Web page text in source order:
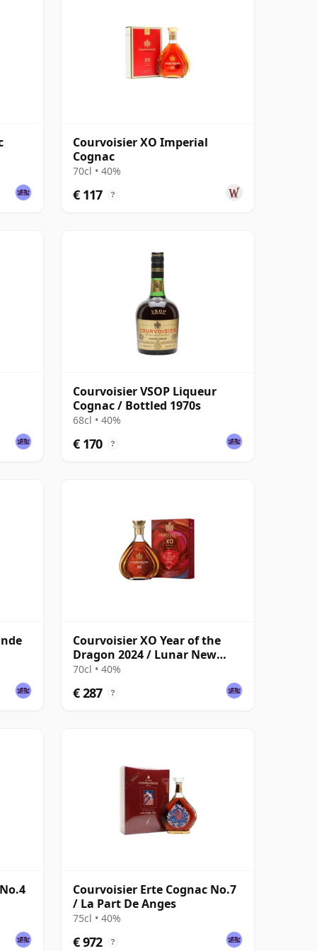
Courvoisier XO Imperial
Cognac
70cl • 40%
€ 117 ?
Courvoisier VSOP Liqueur
Cognac / Bottled 1970s
68cl • 40%
€ 170 ?
Courvoisier XO Year of the
Dragon 2024 / Lunar New
Year
70cl • 40%
€ 287 ?
Courvoisier Erte Cognac No.7
/ La Part De Anges
75cl • 40%
€ 972 ?